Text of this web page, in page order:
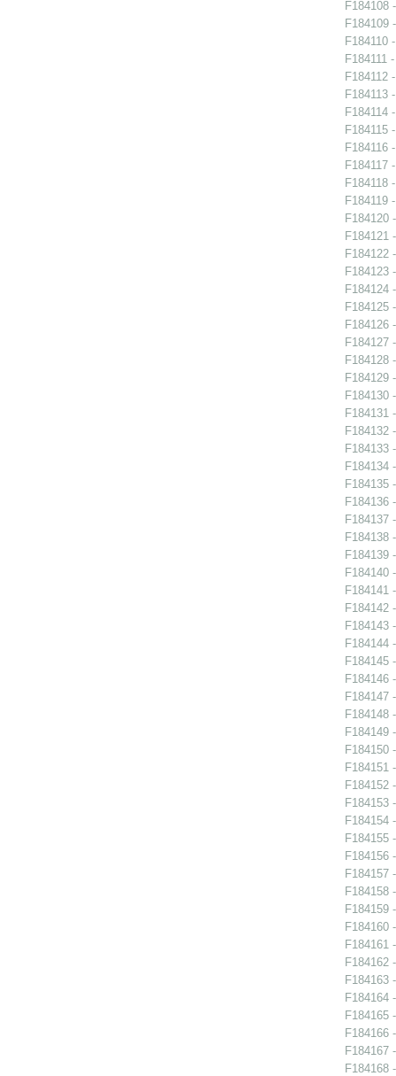
F184108
F184109
F184110
F184111
F184112
F184113
F184114
F184115
F184116
F184117
F184118
F184119
F184120
F184121
F184122
F184123
F184124
F184125
F184126
F184127
F184128
F184129
F184130
F184131
F184132
F184133
F184134
F184135
F184136
F184137
F184138
F184139
F184140
F184141
F184142
F184143
F184144
F184145
F184146
F184147
F184148
F184149
F184150
F184151
F184152
F184153
F184154
F184155
F184156
F184157
F184158
F184159
F184160
F184161
F184162
F184163
F184164
F184165
F184166
F184167
F184168